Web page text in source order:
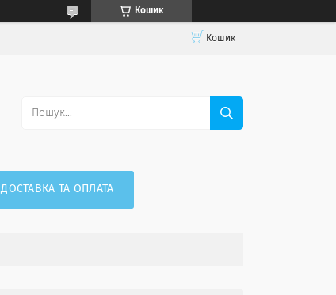
Кошик
Кошик
ДОСТАВКА ТА ОПЛАТА